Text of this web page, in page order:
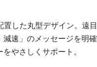
した丸型デザイン。遠目
速」のメッセージを明確
やさしくサポート。